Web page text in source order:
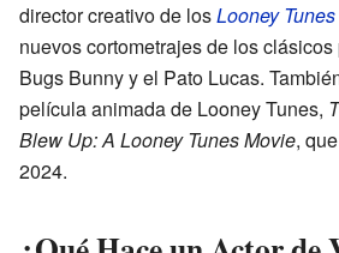
director creativo de losLooney
nuevos cortometrajes de los
Bugs Bunny y el Pato Lucas.
película animada de Looney Tunes,
Blew Up: A Looney Tunes Movie,
2024.